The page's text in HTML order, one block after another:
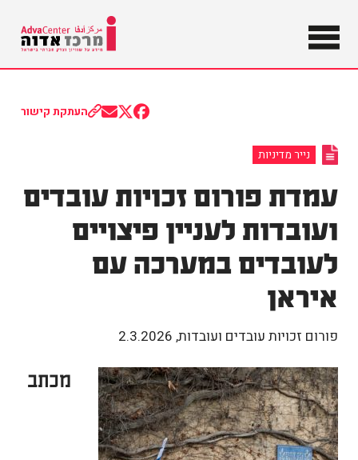
מרכז
אדוה
מידע על
שוויון וצדק
חברתי
בישראל
נייר מדיניות
עמדת פורום זכויות עובדים
ועובדות לעניין פיצויים
לעובדים במערכה עם
איראן
פורום זכויות עובדים ועובדות,
2.3.2026
Share
Share
Shareהעתקת קישור
מכתב